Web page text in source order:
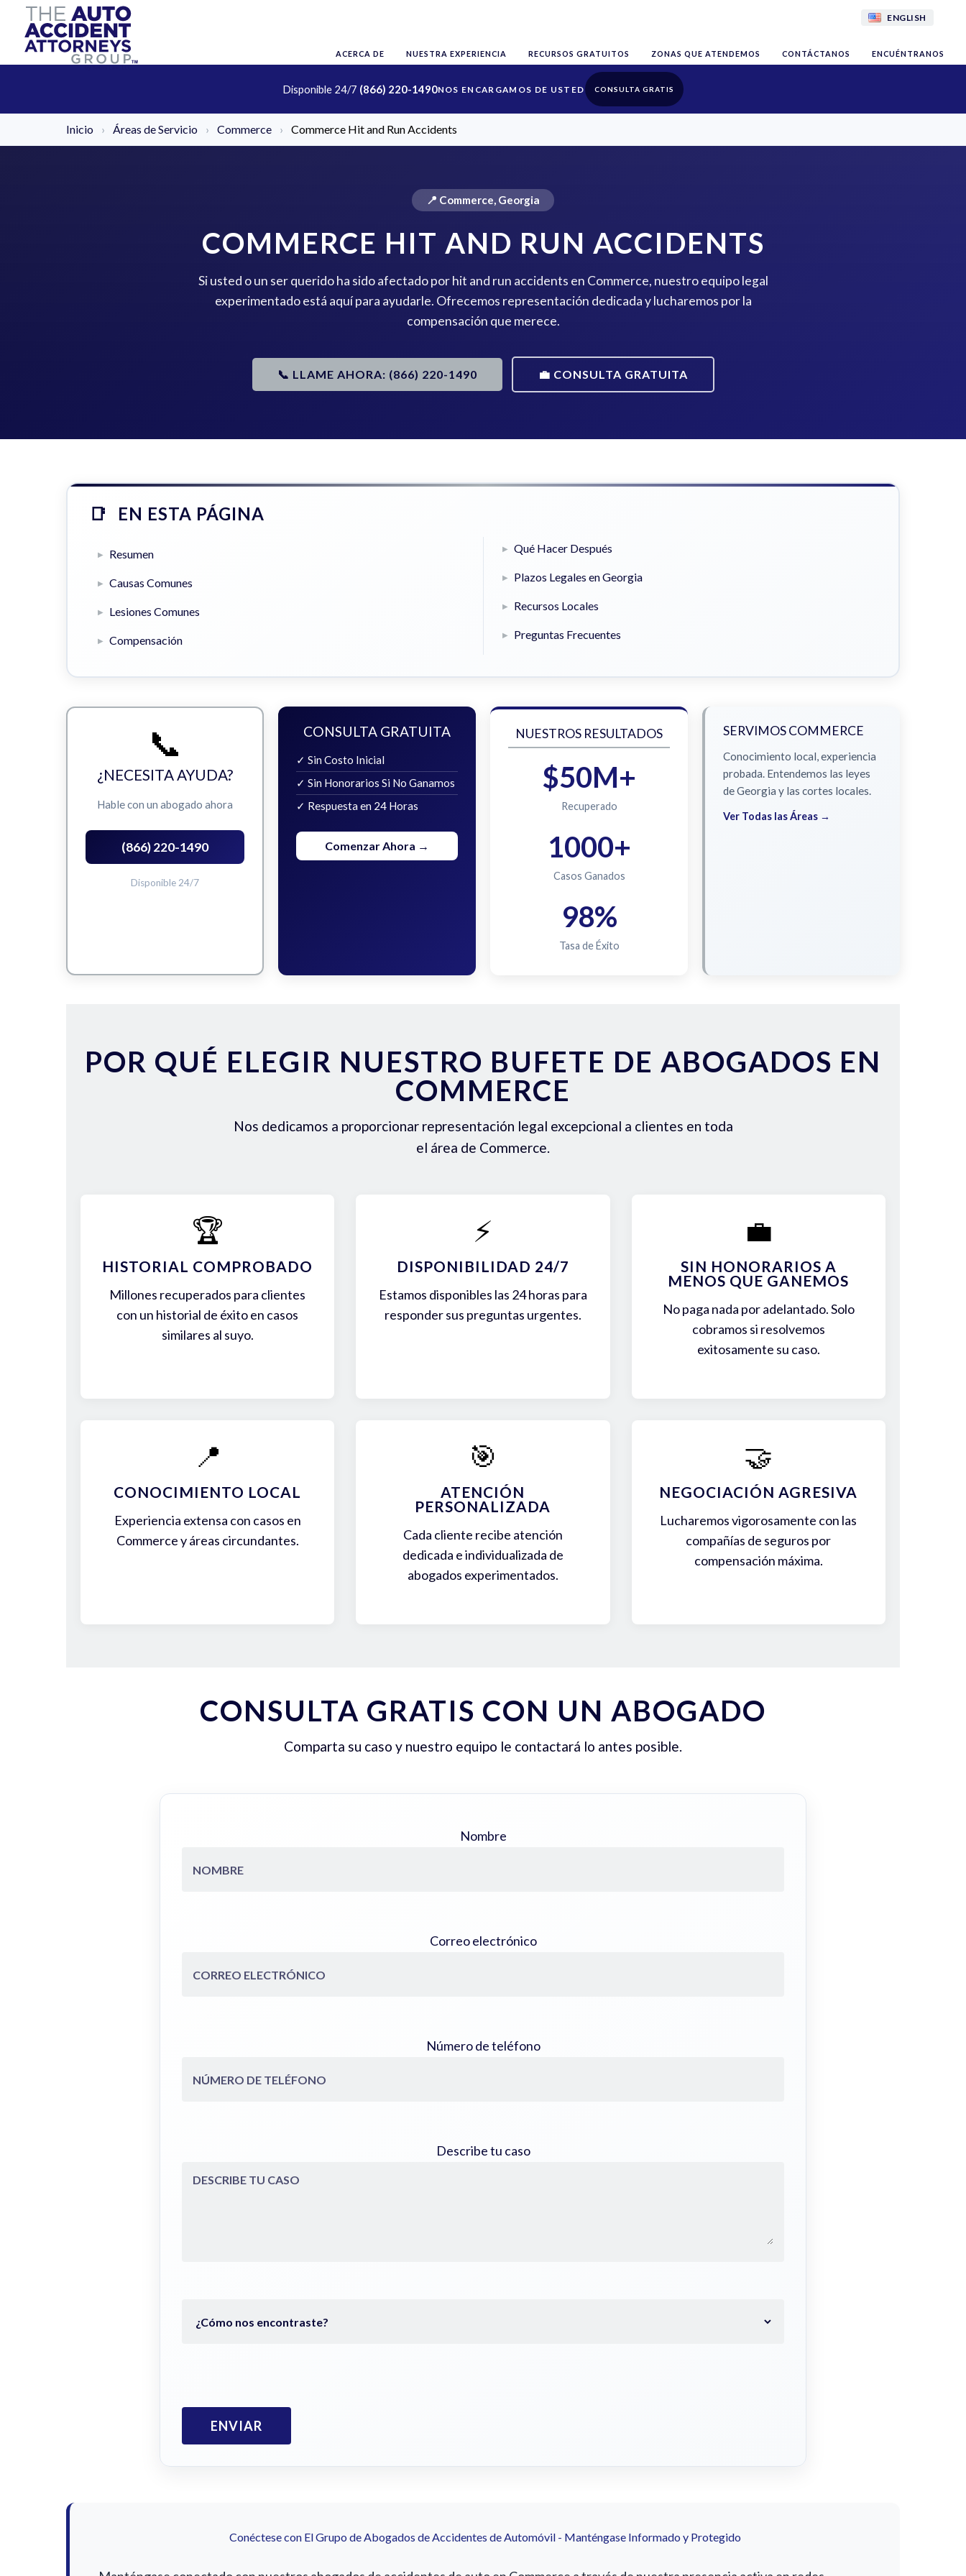
ENGLISH
ACERCA DE NUESTRA EXPERIENCIA RECURSOS GRATUITOS ZONAS QUE ATENDEMOS CONTÁCTANOS ENCUÉNTRANOS
Disponible 24/7 (866) 220-1490 CONSULTA GRATIS
Inicio › Áreas de Servicio › Commerce › Commerce Hit and Run Accidents
📍 Commerce, Georgia
COMMERCE HIT AND RUN ACCIDENTS
Si usted o un ser querido ha sido afectado por hit and run accidents en Commerce, nuestro equipo legal
experimentado está aquí para ayudarle. Ofrecemos representación dedicada y lucharemos por la
compensación que merece.
📞 LLAME AHORA: (866) 220-1490 💼 CONSULTA GRATUITA
EN ESTA PÁGINA
Resumen
Causas Comunes
Lesiones Comunes
Compensación
Qué Hacer Después
Plazos Legales en Georgia
Recursos Locales
Preguntas Frecuentes
📞
¿NECESITA AYUDA?
Hable con un abogado ahora
(866) 220-1490
Disponible 24/7
CONSULTA GRATUITA
✓ Sin Costo Inicial
✓ Sin Honorarios Si No Ganamos
✓ Respuesta en 24 Horas
Comenzar Ahora →
NUESTROS RESULTADOS
$50M+
Recuperado
1000+
Casos Ganados
98%
Tasa de Éxito
SERVIMOS COMMERCE
Conocimiento local, experiencia
probada. Entendemos las leyes
de Georgia y las cortes locales.
Ver Todas las Áreas →
POR QUÉ ELEGIR NUESTRO BUFETE DE ABOGADOS EN
COMMERCE
Nos dedicamos a proporcionar representación legal excepcional a clientes en toda
el área de Commerce.
🏆
HISTORIAL COMPROBADO
Millones recuperados para clientes
con un historial de éxito en casos
similares al suyo.
⚡
DISPONIBILIDAD 24/7
Estamos disponibles las 24 horas para
responder sus preguntas urgentes.
💼
SIN HONORARIOS A
MENOS QUE GANEMOS
No paga nada por adelantado. Solo
cobramos si resolvemos
exitosamente su caso.
📍
CONOCIMIENTO LOCAL
Experiencia extensa con casos en
Commerce y áreas circundantes.
🎯
ATENCIÓN
PERSONALIZADA
Cada cliente recibe atención
dedicada e individualizada de
abogados experimentados.
🤝
NEGOCIACIÓN AGRESIVA
Lucharemos vigorosamente con las
compañías de seguros por
compensación máxima.
CONSULTA GRATIS CON UN ABOGADO
Comparta su caso y nuestro equipo le contactará lo antes posible.
Nombre
Correo electrónico
Número de teléfono
Describe tu caso
Conéctese con El Grupo de Abogados de Accidentes de Automóvil - Manténgase Informado y Protegido